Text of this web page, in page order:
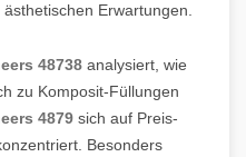
Erwartungen.
48738analysiert, wie
zu Komposit-Füllungen
4879 sich auf Preis-
Besonders